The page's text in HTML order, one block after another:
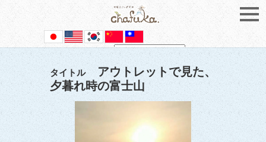
Powered by Translate
タイトル
アウトレットで見た、
夕暮れ時の富士山